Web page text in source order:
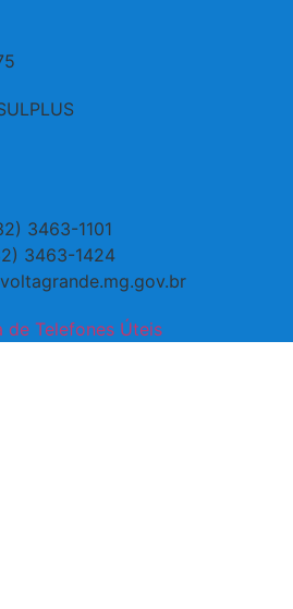
3463-1101
3463-1424
de Telefones Úteis